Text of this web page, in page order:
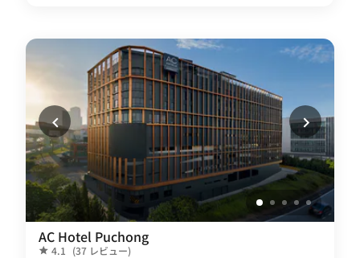
AC Hotel Puchong
4.1
(37 レビュー)